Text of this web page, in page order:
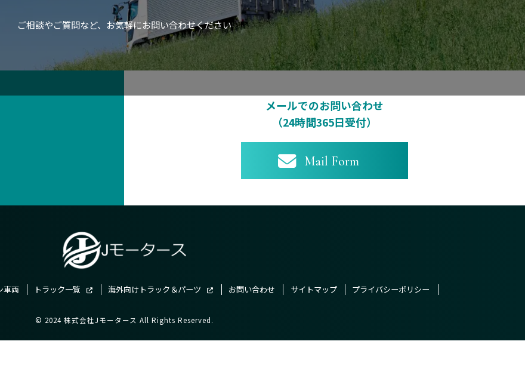
ご相談やご質問など、 お気軽にお問い合わせください
メールでのお問い合わせ
（24時間365日受付）
Mail Form
車両 トラック一覧 海外向けトラック＆パーツ お問い合わせ サイトマップ プライバシーポリシー
© 2024 株式会社Jモータース All Rights Reserved.